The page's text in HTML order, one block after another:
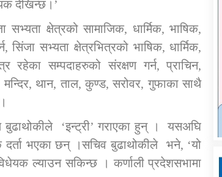
देखिन्छ।’
सभ्यता क्षेत्रको सामाजिक, धार्मिक, भाषिक,
सिंजा सभ्यता क्षेत्रभित्रको भाषिक, धार्मिक,
रहेका सम्पदाहरुको संरक्षण गर्न, प्राचिन,
मन्दिर, थान, ताल, कुण्ड, सरोवर, गुफाका साथै
‘इन्ट्री’ गराएका हुन् । यसअघि
दर्ता भएका छन् ।सचिव बुढाथोकीले भने, ‘यो
ल्याउन सकिन्छ । कर्णाली प्रदेशसभामा